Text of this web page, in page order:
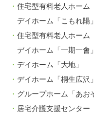
住宅型有料老人ホーム
デイホーム「こもれ陽」
住宅型有料老人ホーム
デイホーム「一期一會
デイホーム「大地」
デイホーム「桐生広沢」
グループホーム「あお
居宅介護支援センター